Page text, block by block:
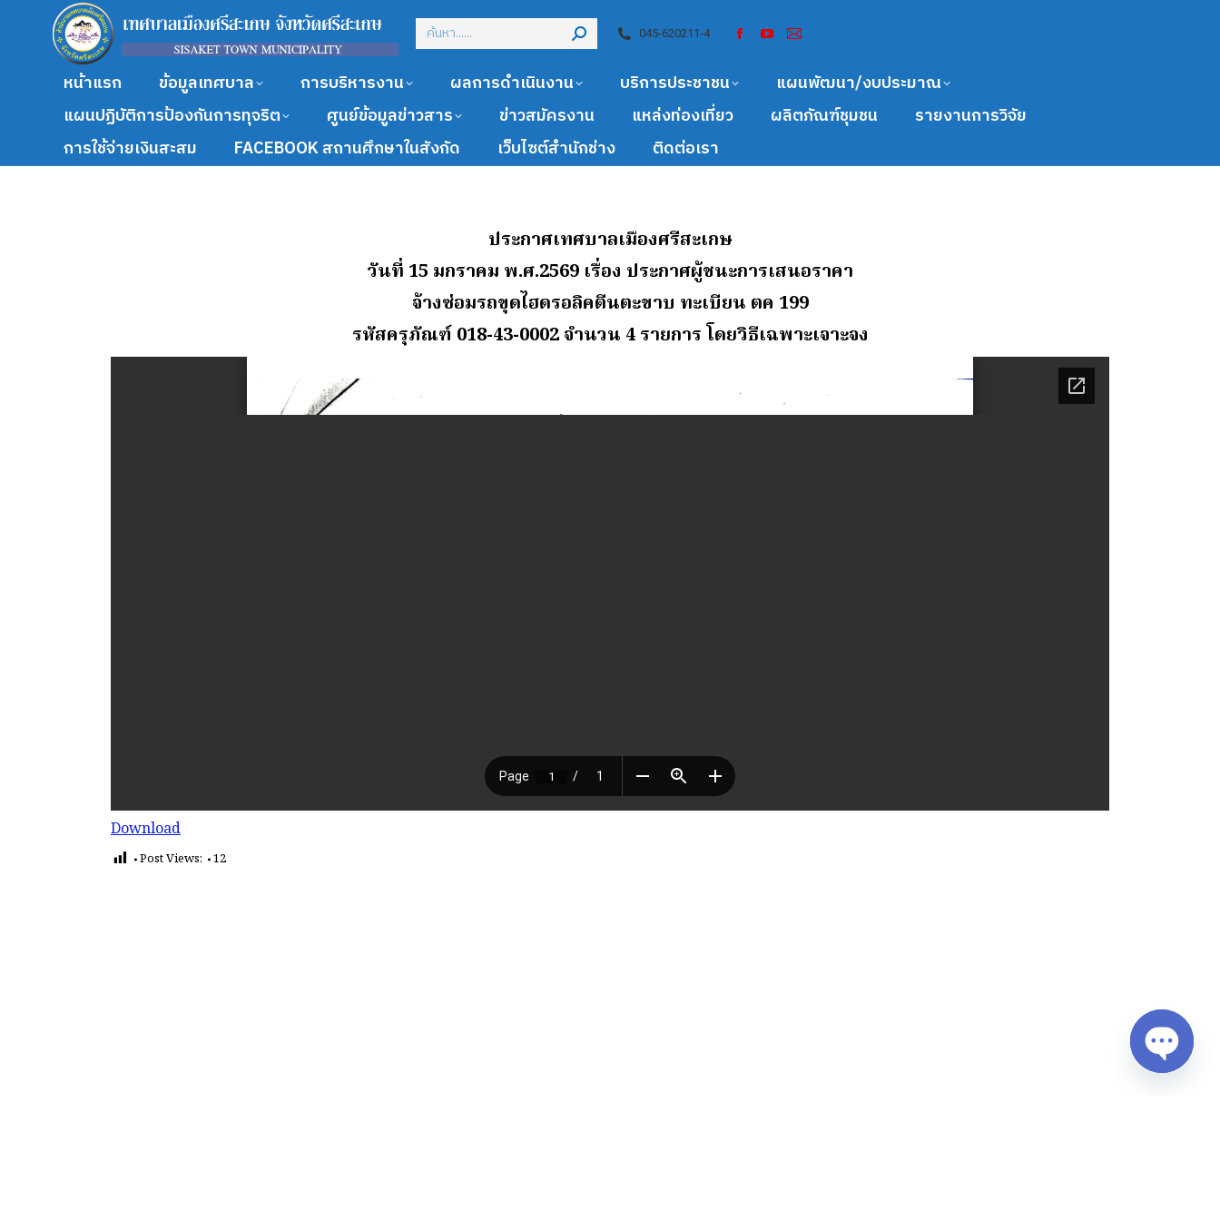
045-620211-4
หน้าแรก ข้อมูลเทศบาล การบริหารงาน ผลการดำเนินงาน บริการประชาชน
แผนพัฒนา/งบประมาณ
แผนปฏิบัติการป้องกันการทุจริต
ศูนย์ข้อมูลข่าวสาร ข่าวสมัครงาน แหล่งท่องเที่ยว ผลิตภัณฑ์ชุมชน
รายงานการวิจัย
การใช้จ่ายเงินสะสม
FACEBOOK สถานศึกษาในสังกัด เว็บไซต์สำนักช่าง ติดต่อเรา
ประกาศเทศบาลเมืองศรีสะเกษ
วันที่ 15 มกราคม พ.ศ.2569 เรื่อง ประกาศผู้ชนะการเสนอราคา
จ้างซ่อมรถขุดไฮดรอลิคตีนตะขาบ ทะเบียน ตค 199
รหัสครุภัณฑ์ 018-43-0002 จํานวน 4 รายการ โดยวิธีเฉพาะเจาะจง
Download
Post Views: 12